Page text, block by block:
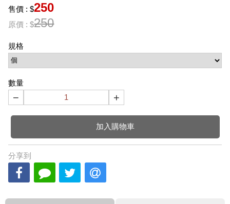
售價 : $250
原價 : $250
規格
數量
− +
加入購物車
分享到